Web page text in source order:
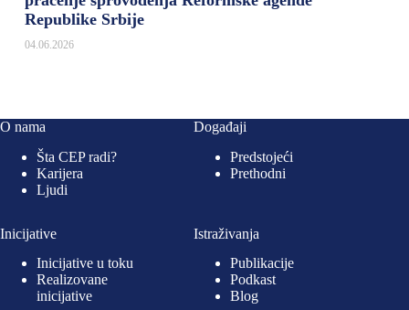
Republike Srbije
04.06.2026
O nama
Šta CEP radi?
Karijera
Ljudi
Događaji
Predstojeći
Prethodni
Inicijative
Inicijative u toku
Realizovane
inicijative
Istraživanja
Publikacije
Podkast
Blog